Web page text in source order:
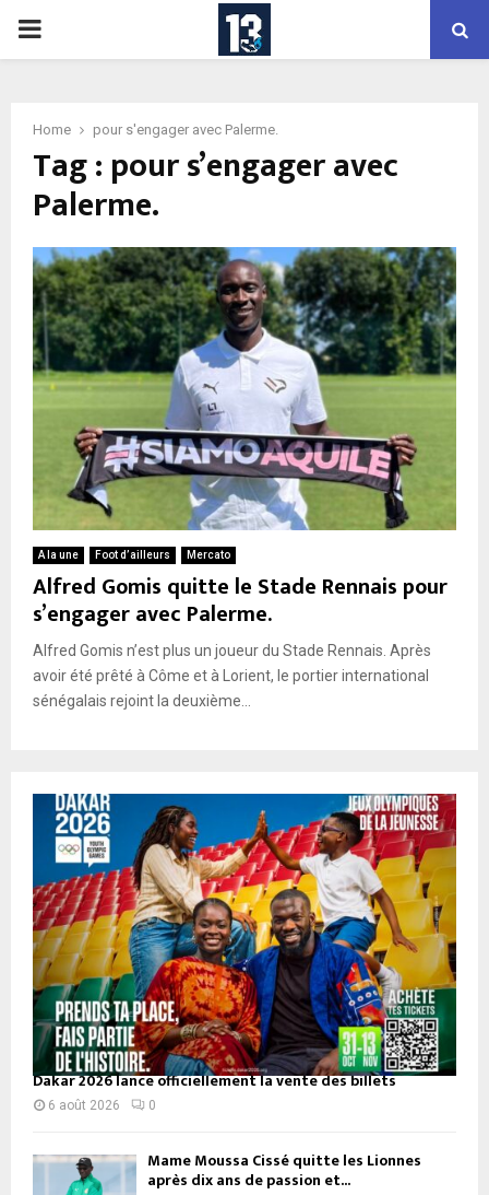
PRIMARY
Home pour s'engager avec Palerme.
Tag : pour s’engager avec
Palerme.
A la une Foot d’ailleurs Mercato
Alfred Gomis quitte le Stade Rennais pour
s’engager avec Palerme.
Alfred Gomis n’est plus un joueur du Stade Rennais. Après
avoir été prêté à Côme et à Lorient, le portier international
sénégalais rejoint la deuxième...
Dakar 2026 lance officiellement la vente des billets
6 août 2026 0
Mame Moussa Cissé quitte les Lionnes
après dix ans de passion et...